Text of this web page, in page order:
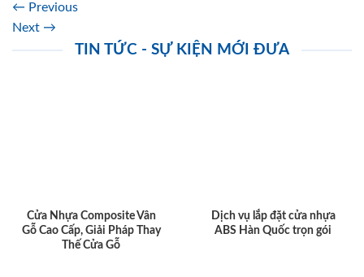
← Previous
Next →
TIN TỨC - SỰ KIỆN MỚI ĐƯA
Cửa Nhựa Composite Vân
Gỗ Cao Cấp, Giải Pháp Thay
Thế Cửa Gỗ
Dịch vụ lắp đặt cửa nhựa
ABS Hàn Quốc trọn gói